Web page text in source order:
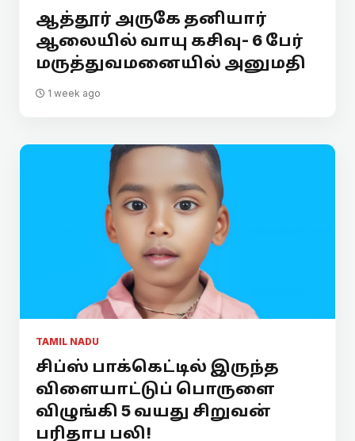
ஆத்தூர் அருகே தனியார்
ஆலையில் வாயு கசிவு- 6 பேர்
மருத்துவமனையில் அனுமதி
1 week ago
TAMIL NADU
சிப்ஸ் பாக்கெட்டில் இருந்த
விளையாட்டுப் பொருளை
விழுங்கி 5 வயது சிறுவன்
பரிதாப பலி!